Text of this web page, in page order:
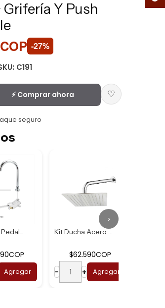
Y Push
-27%
C191
⚡ Comprar ahora ♡
seguro
Agregar
Kit Ducha Acero U...
$62.590COP
−
+ Agregar
›